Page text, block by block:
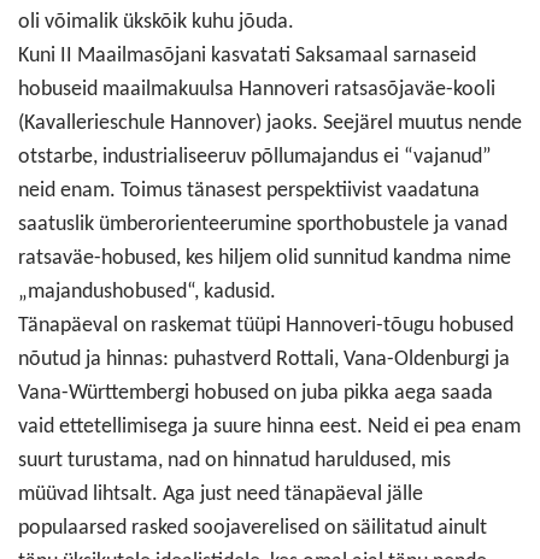
oli võimalik ükskõik kuhu jõuda.
Kuni II Maailmasõjani kasvatati Saksamaal sarnaseid
hobuseid maailmakuulsa Hannoveri ratsasõjaväe-kooli
(Kavallerieschule Hannover) jaoks. Seejärel muutus nende
otstarbe, industrialiseeruv põllumajandus ei “vajanud”
neid enam. Toimus tänasest perspektiivist vaadatuna
saatuslik ümberorienteerumine sporthobustele ja vanad
ratsaväe-hobused, kes hiljem olid sunnitud kandma nime
„majandushobused“, kadusid.
Tänapäeval on raskemat tüüpi Hannoveri-tõugu hobused
nõutud ja hinnas: puhastverd Rottali, Vana-Oldenburgi ja
Vana-Württembergi hobused on juba pikka aega saada
vaid ettetellimisega ja suure hinna eest. Neid ei pea enam
suurt turustama, nad on hinnatud haruldused, mis
müüvad lihtsalt. Aga just need tänapäeval jälle
populaarsed rasked soojaverelised on säilitatud ainult